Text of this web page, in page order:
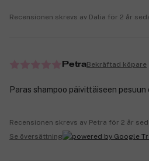
Recensionen skrevs av Dalia för 2 år
PetraBekräftad köpare
Paras shampoo päivittäiseen
Recensionen skrevs av Petra för 2 år
Se översättning